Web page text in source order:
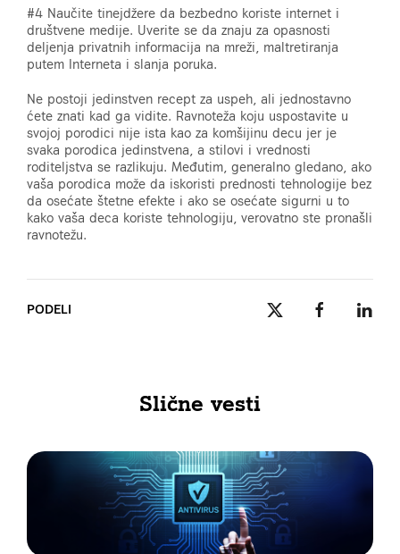
#4 Naučite tinejdžere da bezbedno koriste internet i
društvene medije. Uverite se da znaju za opasnosti
deljenja privatnih informacija na mreži, maltretiranja
putem Interneta i slanja poruka.
Ne postoji jedinstven recept za uspeh, ali jednostavno
ćete znati kad ga vidite. Ravnoteža koju uspostavite u
svojoj porodici nije ista kao za komšijinu decu jer je
svaka porodica jedinstvena, a stilovi i vrednosti
roditeljstva se razlikuju. Međutim, generalno gledano, ako
vaša porodica može da iskoristi prednosti tehnologije bez
da osećate štetne efekte i ako se osećate sigurni u to
kako vaša deca koriste tehnologiju, verovatno ste pronašli
ravnotežu.
PODELI
Slične vesti